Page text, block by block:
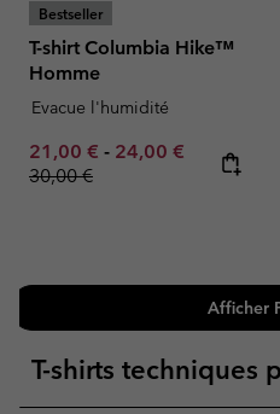
Bestseller
T-shirt Columbia Hike™
Homme
Evacue l'humidité
Minimum sale price:
21,00 € - Maximum sale
24,00 € Regular
30,00 €
Afficher
T-shirts techniques